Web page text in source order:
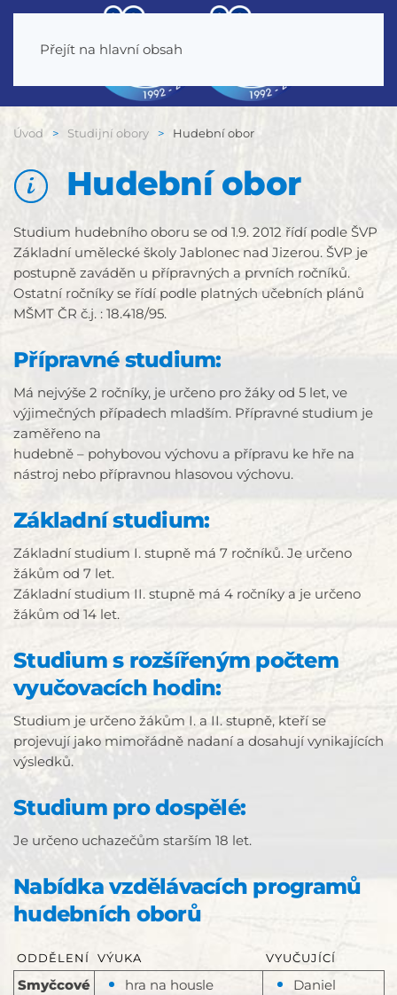
Přejít na hlavní obsah
Úvod Studijní obory Hudební obor
Hudební obor
Studium hudebního oboru se od 1.9. 2012 řídí podle ŠVP
Základní umělecké školy Jablonec nad Jizerou. ŠVP je
postupně zaváděn u přípravných a prvních ročníků.
Ostatní ročníky se řídí podle platných učebních plánů
MŠMT ČR č.j. : 18.418/95.
Přípravné studium:
Má nejvýše 2 ročníky, je určeno pro žáky od 5 let, ve
výjimečných případech mladším. Přípravné studium je
zaměřeno na
hudebně – pohybovou výchovu a přípravu ke hře na
nástroj nebo přípravnou hlasovou výchovu.
Základní studium:
Základní studium I. stupně má 7 ročníků. Je určeno
žákům od 7 let.
Základní studium II. stupně má 4 ročníky a je určeno
žákům od 14 let.
Studium s rozšířeným počtem
vyučovacích hodin:
Studium je určeno žákům I. a II. stupně, kteří se
projevují jako mimořádně nadaní a dosahují vynikajících
výsledků.
Studium pro dospělé:
Je určeno uchazečům starším 18 let.
Nabídka vzdělávacích programů
hudebních oborů
ODDĚLENÍ VÝUKA VYUČUJÍCÍ
Smyčcové
hra na housle
Daniel